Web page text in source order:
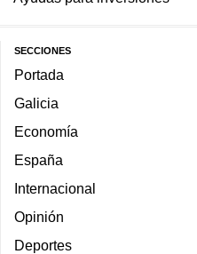
SECCIONES
Portada
Galicia
Economía
España
Internacional
Opinión
Deportes